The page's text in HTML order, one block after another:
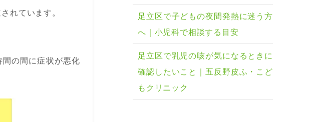
れています。
の間に症状が悪化
足立区で子どもの夜間発熱に迷う方
へ｜小児科で相談する目安
足立区で乳児の咳が気になるときに
確認したいこと｜五反野皮ふ・こど
もクリニック